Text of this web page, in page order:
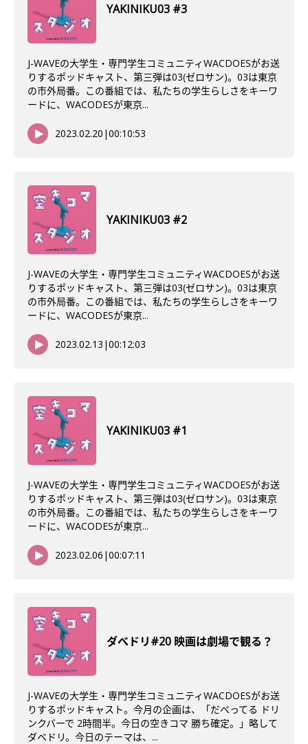
YAKINIKU03 #3
J-WAVEの大学生・専門学生コミュニティWACDOESがお送
りするポッドキャスト、第三弾は03(ゼロサン)。03は東京
の市外局番。この番組では、私たちの学生らしさをキーワ
ードに、WACODESが東京...
2023.02.20 |00:10:53
YAKINIKU03 #2
J-WAVEの大学生・専門学生コミュニティWACDOESがお送
りするポッドキャスト、第三弾は03(ゼロサン)。03は東京
の市外局番。この番組では、私たちの学生らしさをキーワ
ードに、WACODESが東京...
2023.02.13 |00:12:03
YAKINIKU03 #1
J-WAVEの大学生・専門学生コミュニティWACDOESがお送
りするポッドキャスト、第三弾は03(ゼロサン)。03は東京
の市外局番。この番組では、私たちの学生らしさをキーワ
ードに、WACODESが東京...
2023.02.06 |00:07:11
ダべドリ#20 映画は劇場で観る？
J-WAVEの大学生・専門学生コミュニティWACDOESがお送
りするポッドキャスト。今月の企画は、「だべってる ドリ
ンクバーで 2時間半。今日の空きコマ 勝ち確定。」略して
ダベドリ。今日のテーマは、...